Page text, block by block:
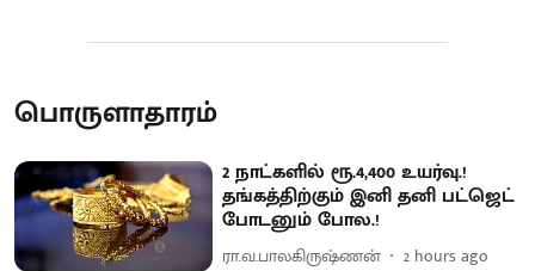
பொருளாதாரம்
2 நாட்களில் ரூ.4,400 உயர்வு.!
தங்கத்திற்கும் இனி தனி பட்ஜெட்
போடனும் போல.!
ரா.வ.பாலகிருஷ்ணன் 2 hours ago